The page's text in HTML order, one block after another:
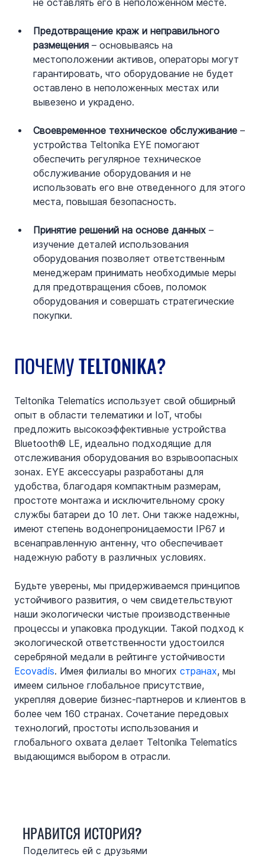
не оставлять его в неположенном месте.
Предотвращение краж и неправильного
размещения – основываясь на
местоположении активов, операторы могут
гарантировать, что оборудование не будет
оставлено в неположенных местах или
вывезено и украдено.
Своевременное техническое обслуживание –
устройства Teltonika EYE помогают
обеспечить регулярное техническое
обслуживание оборудования и не
использовать его вне отведенного для этого
места, повышая безопасность.
Принятие решений на основе данных –
изучение деталей использования
оборудования позволяет ответственным
менеджерам принимать необходимые меры
для предотвращения сбоев, поломок
оборудования и совершать стратегические
покупки.
ПОЧЕМУ TELTONIKA?
Teltonika Telematics использует свой обширный
опыт в области телематики и IoT, чтобы
предложить высокоэффективные устройства
Bluetooth® LE, идеально подходящие для
отслеживания оборудования во взрывоопасных
зонах. EYE аксессуары разработаны для
удобства, благодаря компактным размерам,
простоте монтажа и исключительному сроку
службы батареи до 10 лет. Они также надежны,
имеют степень водонепроницаемости IP67 и
всенаправленную антенну, что обеспечивает
надежную работу в различных условиях.
Будьте уверены, мы придерживаемся принципов
устойчивого развития, о чем свидетельствуют
наши экологически чистые производственные
процессы и упаковка продукции. Такой подход к
экологической ответственности удостоился
серебряной медали в рейтинге устойчивости
Ecovadis. Имея филиалы во многих странах, мы
имеем сильное глобальное присутствие,
укрепляя доверие бизнес-партнеров и клиентов в
более чем 160 странах. Сочетание передовых
технологий, простоты использования и
глобального охвата делает Teltonika Telematics
выдающимся выбором в отрасли.
НРАВИТСЯ ИСТОРИЯ?
Поделитесь ей с друзьями